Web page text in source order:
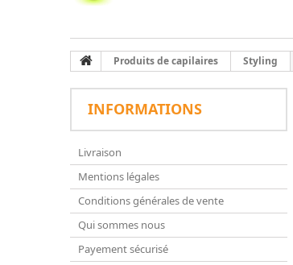
Produits de capilaires Styling
INFORMATIONS
Livraison
Mentions légales
Conditions générales de vente
Qui sommes nous
Payement sécurisé